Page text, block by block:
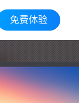
免费体验